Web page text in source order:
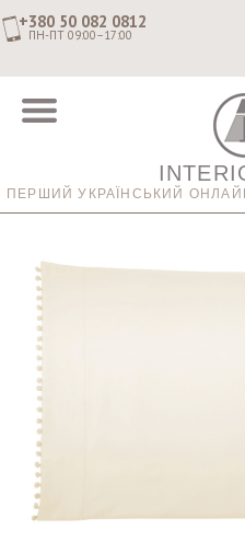
+380 50 082 0812
ПН-ПТ 09:00–17:00
ПЕРШИЙ УКРАЇНСЬКИЙ